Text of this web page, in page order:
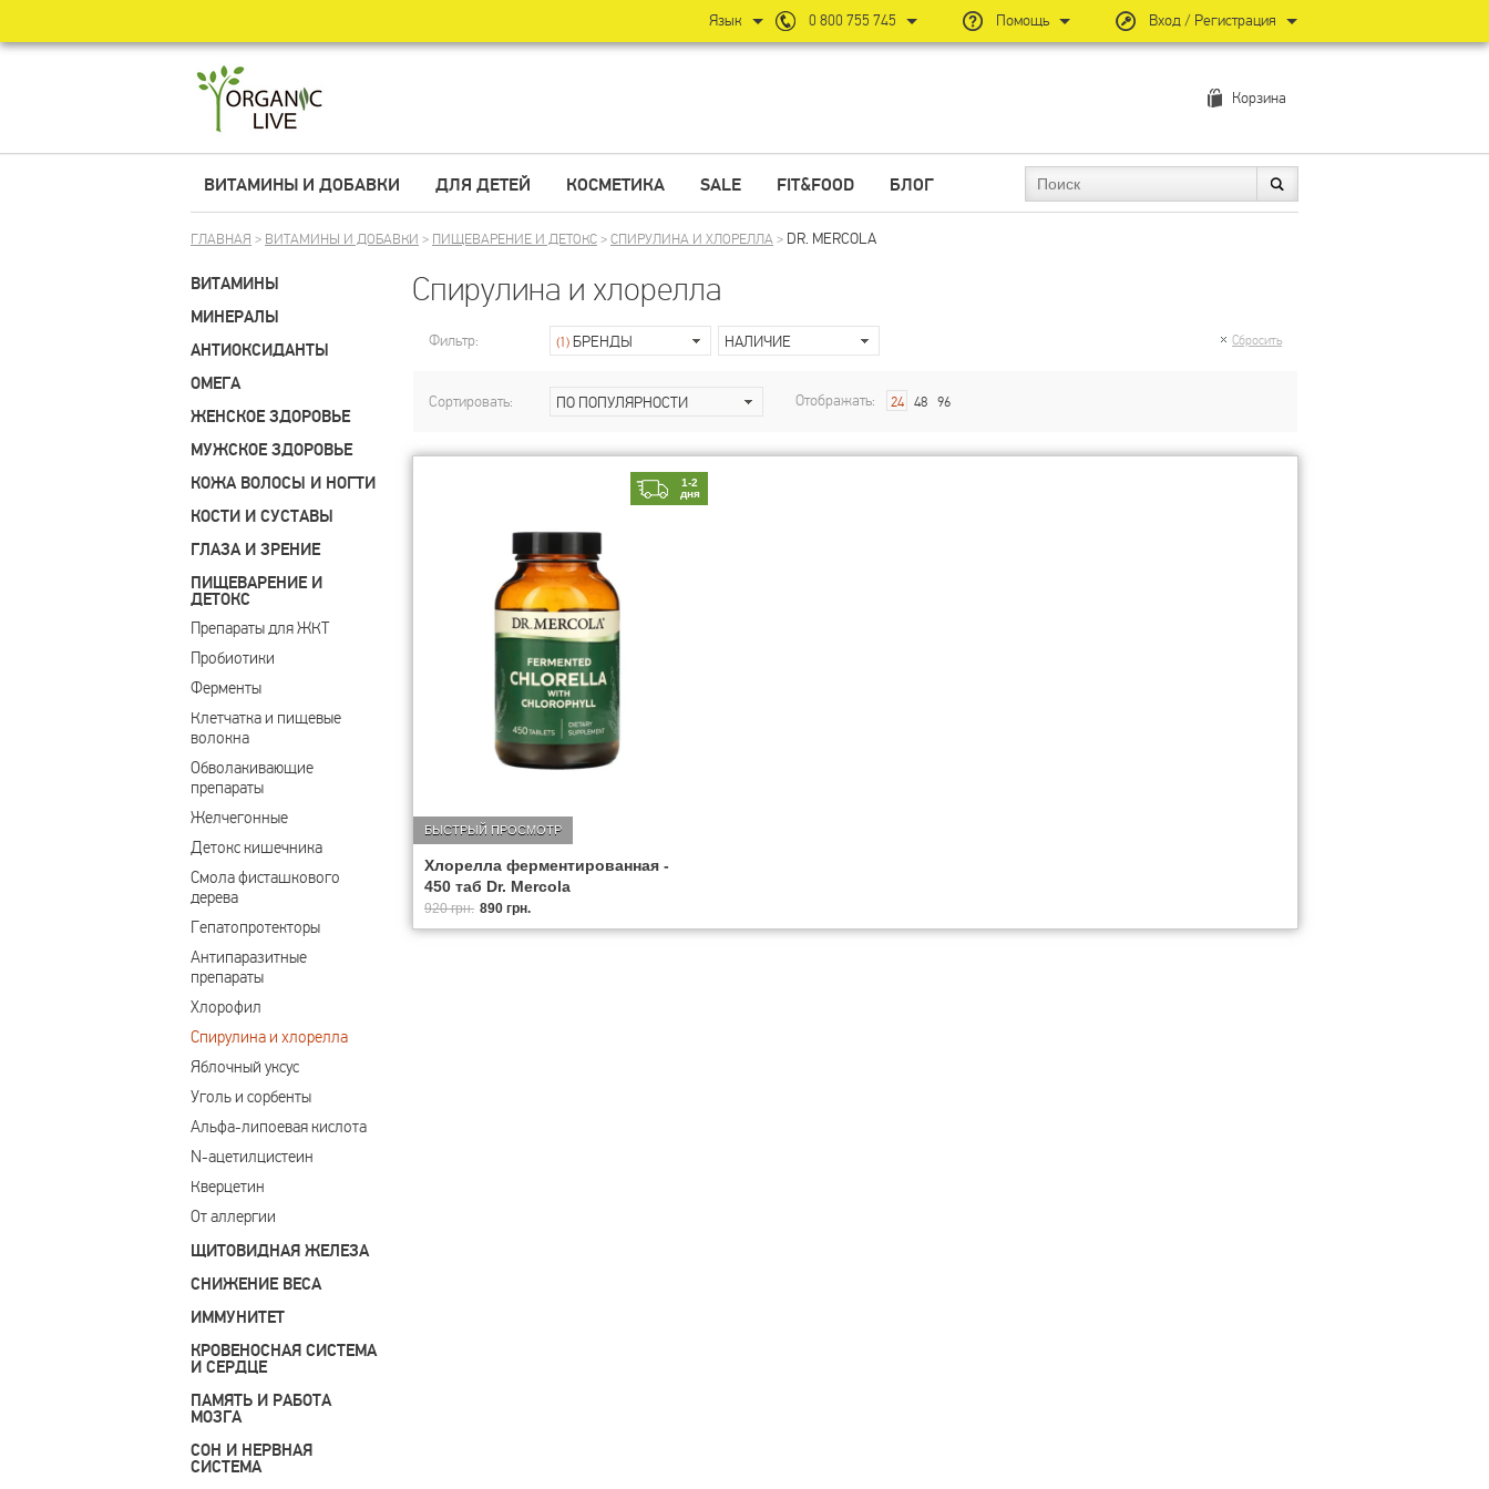
Корзина
ВИТАМИНЫ И ДОБАВКИ ДЛЯ ДЕТЕЙ КОСМЕТИКА SALE FIT&FOOD БЛОГ
ГЛАВНАЯ > ВИТАМИНЫ И ДОБАВКИ > ПИЩЕВАРЕНИЕ И ДЕТОКС>СПИРУЛИНА И ХЛОРЕЛЛА> DR. MERCOLA
ВИТАМИНЫ
МИНЕРАЛЫ
АНТИОКСИДАНТЫ
ОМЕГА
ЖЕНСКОЕ ЗДОРОВЬЕ
МУЖСКОЕ ЗДОРОВЬЕ
КОЖА ВОЛОСЫ И НОГТИ
КОСТИ И СУСТАВЫ
ГЛАЗА И ЗРЕНИЕ
ПИЩЕВАРЕНИЕ И
ДЕТОКС
Препараты для ЖКТ
Пробиотики
Ферменты
Клетчатка и пищевые
волокна
Обволакивающие
препараты
Желчегонные
Детокс кишечника
Смола фисташкового
дерева
Гепатопротекторы
Антипаразитные
препараты
Хлорофил
Спирулина и хлорелла
Яблочный уксус
Уголь и сорбенты
Альфа-липоевая кислота
N-ацетилцистеин
Кверцетин
От аллергии
ЩИТОВИДНАЯ ЖЕЛЕЗА
СНИЖЕНИЕ ВЕСА
ИММУНИТЕТ
КРОВЕНОСНАЯ СИСТЕМА
И СЕРДЦЕ
ПАМЯТЬ И РАБОТА
МОЗГА
СОН И НЕРВНАЯ
СИСТЕМА
Спирулина и хлорелла
Фильтр: (1) БРЕНДЫ НАЛИЧИЕ Сбросить
Сортировать: ПО ПОПУЛЯРНОСТИ Отображать: 24 48 96
1-2
дня
Хлорелла ферментированная -
450 таб Dr. Mercola
БЫСТРЫЙ ПРОСМОТР
920 грн. 890 грн.
Вход / Регистрация
Помощь
0 800 755 745
Язык